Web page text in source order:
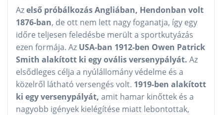
Azelső próbálkozás Angliában, Hendonban volt
1876-ban, de ott nem lett nagy foganatja, így egy
időre teljesen feledésbe merült a sportkutyázás
ezen formája. Az USA-ban 1912-ben Owen Patrick
Smith alakított ki egy ovális versenypályát. Az
elsődleges célja a nyúlállomány védelme és a
közelről látható versengés volt. 1919-ben alakított
ki egy versenypályát, amit hamar kinőttek és a
nagyobb igények kielégítése miatt lebontottak,